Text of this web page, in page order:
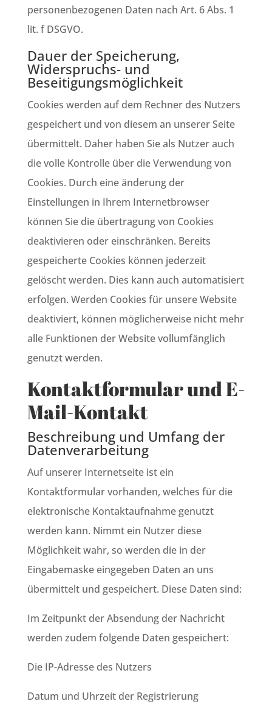
personenbezogenen Daten nach Art. 6 Abs. 1
lit. f DSGVO.
Dauer der Speicherung,
Widerspruchs- und
Beseitigungsmöglichkeit
Cookies werden auf dem Rechner des Nutzers
gespeichert und von diesem an unserer Seite
übermittelt. Daher haben Sie als Nutzer auch
die volle Kontrolle über die Verwendung von
Cookies. Durch eine änderung der
Einstellungen in Ihrem Internetbrowser
können Sie die übertragung von Cookies
deaktivieren oder einschränken. Bereits
gespeicherte Cookies können jederzeit
gelöscht werden. Dies kann auch automatisiert
erfolgen. Werden Cookies für unsere Website
deaktiviert, können möglicherweise nicht mehr
alle Funktionen der Website vollumfänglich
genutzt werden.
Kontaktformular und E-
Mail-Kontakt
Beschreibung und Umfang der
Datenverarbeitung
Auf unserer Internetseite ist ein
Kontaktformular vorhanden, welches für die
elektronische Kontaktaufnahme genutzt
werden kann. Nimmt ein Nutzer diese
Möglichkeit wahr, so werden die in der
Eingabemaske eingegeben Daten an uns
übermittelt und gespeichert. Diese Daten sind:
Im Zeitpunkt der Absendung der Nachricht
werden zudem folgende Daten gespeichert:
Die IP-Adresse des Nutzers
Datum und Uhrzeit der Registrierung